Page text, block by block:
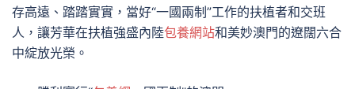
存高遠、踏踏實實，當好“一國兩制”工作的扶植者和交班
人，讓芳華在扶植強盛內陸包養網站和美妙澳門的遼闊六合
中綻放光榮。